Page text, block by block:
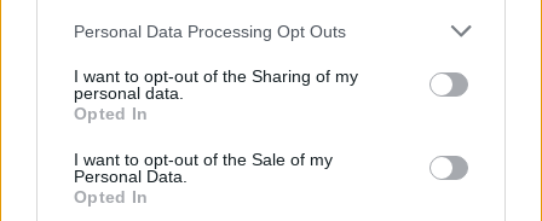
Personal Data Processing Opt Outs
I want to opt-out of the Sharing of my
personal data.
Opted In
I want to opt-out of the Sale of my
Personal Data.
Opted In